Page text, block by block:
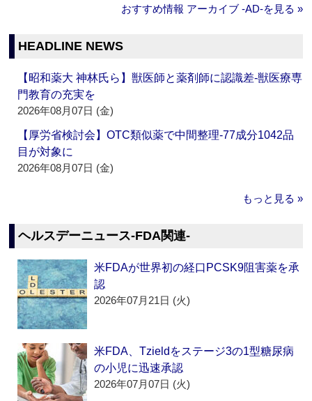
おすすめ情報 アーカイブ ‐AD‐を見る »
HEADLINE NEWS
【昭和薬大 神林氏ら】獣医師と薬剤師に認識差‐獣医療専
門教育の充実を
2026年08月07日 (金)
【厚労省検討会】OTC類似薬で中間整理‐77成分1042品
目が対象に
2026年08月07日 (金)
もっと見る »
ヘルスデーニュース‐FDA関連‐
米FDAが世界初の経口PCSK9阻害薬を承
認
2026年07月21日 (火)
米FDA、Tzieldをステージ3の1型糖尿病
の小児に迅速承認
2026年07月07日 (火)